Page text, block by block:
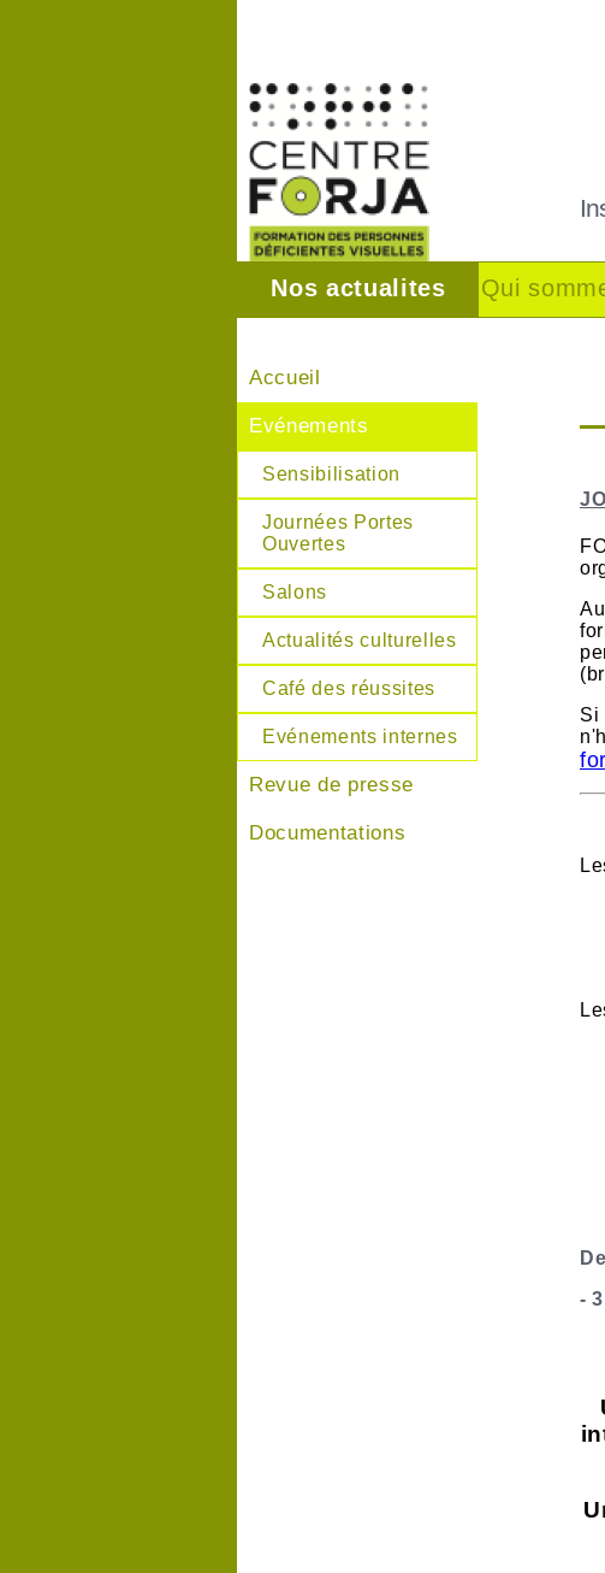
Nos actualites Qui
Accueil
Evénements
Sensibilisation
Journées Portes
Ouvertes
Salons
Actualités culturelles
Café des réussites
Evénements internes
Revue de presse
Documentations
Si
-